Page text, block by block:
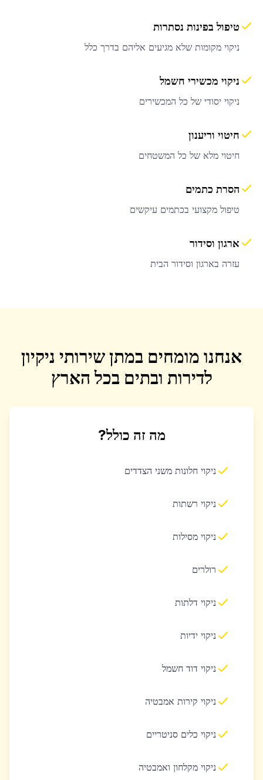
טיפול בפינות נסתרות
ניקוי מקומות שלא מגיעים אליהם בדרך כלל
ניקוי מכשירי חשמל
ניקוי יסודי של כל המכשירים
חיטוי וריענון
חיטוי מלא של כל המשטחים
הסרת כתמים
טיפול מקצועי בכתמים עיקשים
ארגון וסידור
עזרה בארגון וסידור הבית
אנחנו מומחים במתן שירותי ניקיון
לדירות ובתים בכל הארץ
מה זה כולל?
ניקוי חלונות משני הצדדים
ניקוי רשתות
ניקוי מסילות
רולרים
ניקוי דלתות
ניקוי ידיות
ניקוי דוד חשמל
ניקוי קירות אמבטיה
ניקוי כלים סניטריים
ניקוי מקלחון ואמבטיה